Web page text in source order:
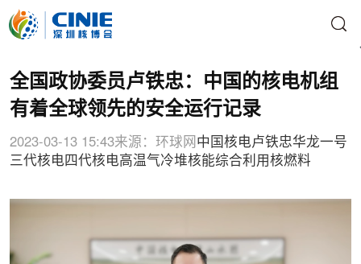
全国政协委员卢铁忠：中国的核电机组
有着全球领先的安全运行记录
2023-03-13 15:43来源：环球网 中国核电卢铁忠华龙一号
三代核电四代核电高温气冷堆核能综合利用核燃料